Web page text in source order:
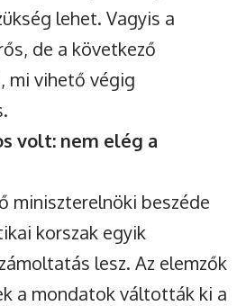
lehet. Vagyis a
de a következő
mi vihető végig
volt: nem elég a
miniszterelnöki beszéde
korszak egyik
lesz. Az elemzők
a mondatok váltották ki a